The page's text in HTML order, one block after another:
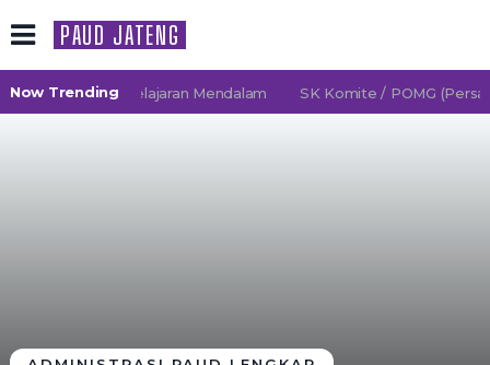
PAUD JATENG
Now Trending
2027 TK Pembelajaran Mendalam SK Komite / POMG